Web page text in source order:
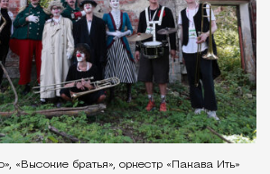
«Высокие братья», оркестр «Пакава Ить»